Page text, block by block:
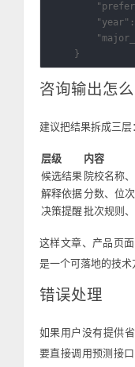
咨询输出怎
建议把结果拆成三层
层级
内容
候选结果 院校名称
解释依据分数、位
决策提醒 批次规则
这样文章、产品页
是一个可落地的技术
错误处理
如果用户没有提供
要直接调用预测接